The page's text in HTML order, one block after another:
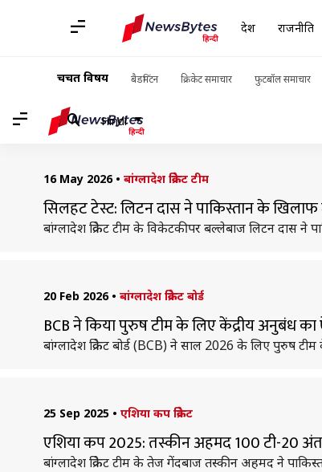
देश राजनीति
चर्चित विषय बैडमिंटन क्रिकेट समाचार फुटबॉल समाचार
Hindi
खबरें खेलकूद की खबरें / तस्कीन अहमद
तस्कीन अहमद: खबरें
16 May 2026 • बांग्लादेश क्रिकेट टीम
सिलहट टेस्ट: लिटन दास ने पाकिस्तान के खिलाफ
बांग्लादेश क्रिकेट टीम के विकेटकीपर बल्लेबाज लिटन दास
20 Feb 2026 • बांग्लादेश क्रिकेट बोर्ड
BCB ने किया पुरुष टीम के लिए केंद्रीय अनुबंध
बांग्लादेश क्रिकेट बोर्ड (BCB) ने साल 2026 के लिए पुरुष
25 Sep 2025 • एशिया कप क्रिकेट
एशिया कप 2025: तस्कीन अहमद 100 टी-20
बांग्लादेश क्रिकेट टीम के तेज गेंदबाज तस्कीन अहमद ने